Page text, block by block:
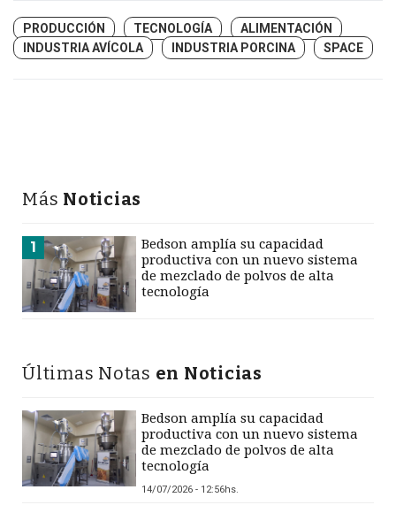
PRODUCCIÓN TECNOLOGÍA
ALIMENTACIÓN
INDUSTRIA AVÍCOLA
INDUSTRIA PORCINA SPACE
Más Noticias
1
Bedson amplía su capacidad
productiva con un nuevo sistema
de mezclado de polvos de alta
tecnología
Últimas Notas en Noticias
Bedson amplía su capacidad
productiva con un nuevo sistema
de mezclado de polvos de alta
tecnología
14/07/2026 - 12:56hs.